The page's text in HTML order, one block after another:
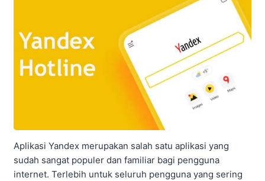
Aplikasi Yandex merupakan salah satu aplikasi yang
sudah sangat populer dan familiar bagi pengguna
internet. Terlebih untuk seluruh pengguna yang sering